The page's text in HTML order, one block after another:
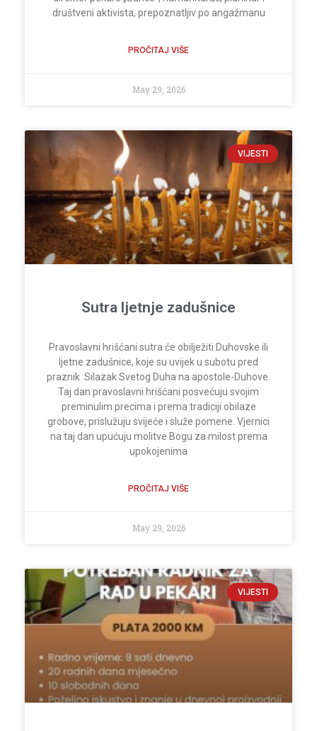
društveni aktivista, prepoznatljiv po angažmanu
PROČITAJ VIŠE
May 29, 2026
VIJESTI
Sutra ljetnje zadušnice
Pravoslavni hrišćani sutra će obilježiti Duhovske ili
ljetne zadušnice, koje su uvijek u subotu pred
praznik Silazak Svetog Duha na apostole-Duhove.
Taj dan pravoslavni hrišćani posvećuju svojim
preminulim precima i prema tradiciji obilaze
grobove, prislužuju svijeće i služe pomene. Vjernici
na taj dan upućuju molitve Bogu za milost prema
upokojenima
PROČITAJ VIŠE
May 29, 2026
VIJESTI